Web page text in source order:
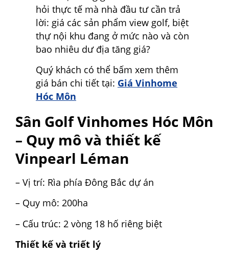
hỏi thực tế mà nhà đầu tư cần trả
lời: giá các sản phẩm view golf, biệt
thự nội khu đang ở mức nào và còn
bao nhiêu dư địa tăng giá?
Quý khách có thể bấm xem thêm
giá bán chi tiết tại: Giá Vinhome
Hóc Môn
Sân Golf Vinhomes Hóc Môn
– Quy mô và thiết kế
Vinpearl Léman
– Vị trí: Rìa phía Đông Bắc dự án
– Quy mô: 200ha
– Cấu trúc: 2 vòng 18 hố riêng biệt
Thiết kế và triết lý